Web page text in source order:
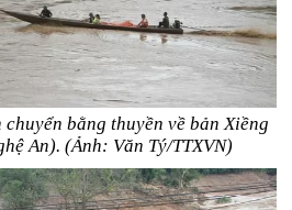
bằng thuyền về bản Xiềng
An). (Ảnh: Văn Tý/TTXVN)